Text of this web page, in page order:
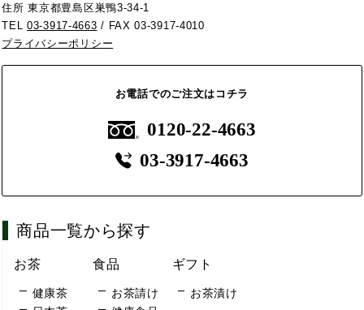
住所 東京都豊島区巣鴨3-34-1
TEL03-3917-4663 / FAX 03-3917-4010
プライバシーポリシー
お電話でのご注文はコチラ
0120-22-4663
03-3917-4663
商品一覧から探す
お茶
健康茶
食品
お茶請け
ギフト
お茶漬け